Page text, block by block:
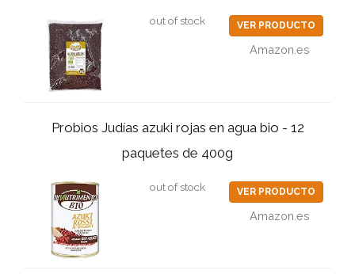
out of stock VER PRODUCTO
Amazon.es
Probios Judías azuki rojas en agua bio - 12
paquetes de 400g
out of stock VER PRODUCTO
Amazon.es